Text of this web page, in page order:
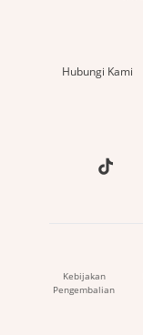
Hubungi Kami
Kebijakan
Pengembalian